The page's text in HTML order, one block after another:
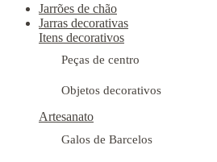
Jarrões de chão
Jarras decorativas
Itens decorativos
Peças de centro
Objetos decorativos
Artesanato
Galos de Barcelos